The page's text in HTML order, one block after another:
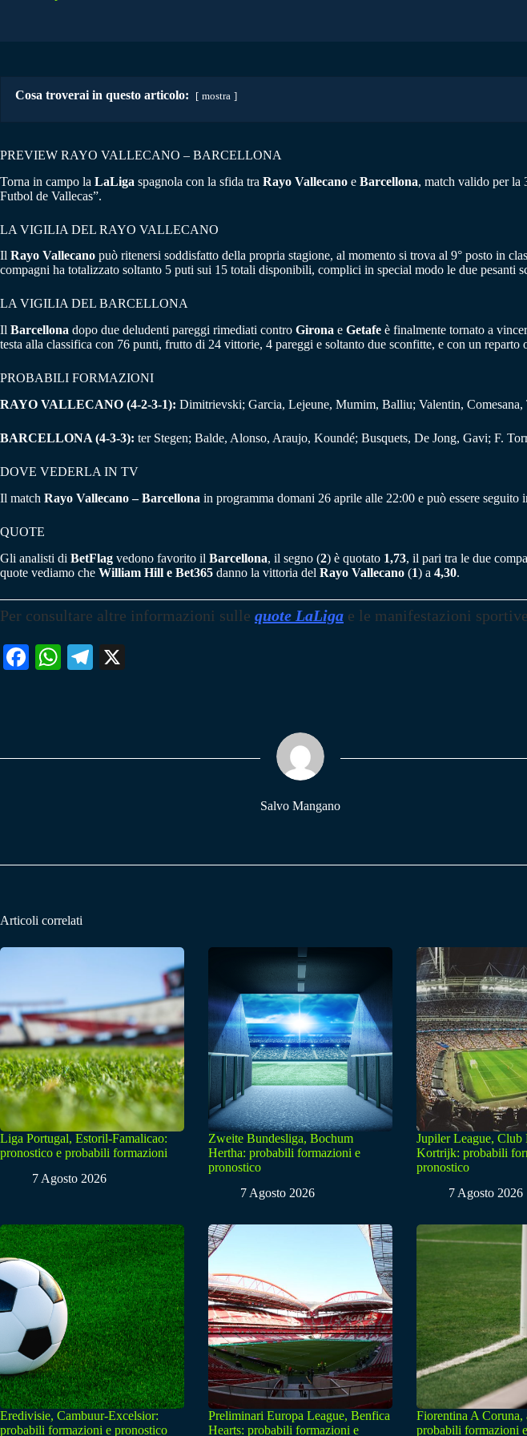
Cosa troverai in questo articolo: mostra
PREVIEW RAYO VALLECANO – BARCELLONA
Torna in campo la LaLiga spagnola con la sfida tra Rayo Vallecano e Barcellona, match valido per la
Futbol de Vallecas”.
LA VIGILIA DEL RAYO VALLECANO
Il Rayo Vallecano può ritenersi soddisfatto della propria stagione, al momento si trova al 9° posto in
compagni ha totalizzato soltanto 5 puti sui 15 totali disponibili, complici in special modo le due pesanti
LA VIGILIA DEL BARCELLONA
Il Barcellona dopo due deludenti pareggi rimediati contro Girona e Getafe è finalmente tornato a
testa alla classifica con 76 punti, frutto di 24 vittorie, 4 pareggi e soltanto due sconfitte, e con un
PROBABILI FORMAZIONI
RAYO VALLECANO (4-2-3-1): Dimitrievski; Garcia, Lejeune, Mumim, Balliu; Valentin, Comesana,
BARCELLONA (4-3-3): ter Stegen; Balde, Alonso, Araujo, Koundé; Busquets, De Jong, Gavi; F.
DOVE VEDERLA IN TV
Il match Rayo Vallecano – Barcellona in programma domani 26 aprile alle 22:00 e può essere seguito
QUOTE
Gli analisti di BetFlag vedono favorito il Barcellona, il segno (2) è quotato 1,73, il pari tra le due
quote vediamo che William Hill e Bet365 danno la vittoria del Rayo Vallecano (1) a 4,30.
Per consultare altre informazioni sulle quote LaLiga e le manifestazioni
Fa W
pp
Te
m
Salvo Mangano
Articoli correlati
Liga Portugal, Estoril-Famalicao:
pronostico e probabili formazioni
7 Agosto 2026
Zweite Bundesliga, Bochum
Hertha: probabili formazioni e
pronostico
7 Agosto 2026
Jupiler League, Club
Kortrijk: probabili
pronostico
7 Agosto 2026
Eredivisie, Cambuur-Excelsior:
probabili formazioni e pronostico
Preliminari Europa League, Benfica
Hearts: probabili formazioni e
Fiorentina A Coruna,
probabili formazioni